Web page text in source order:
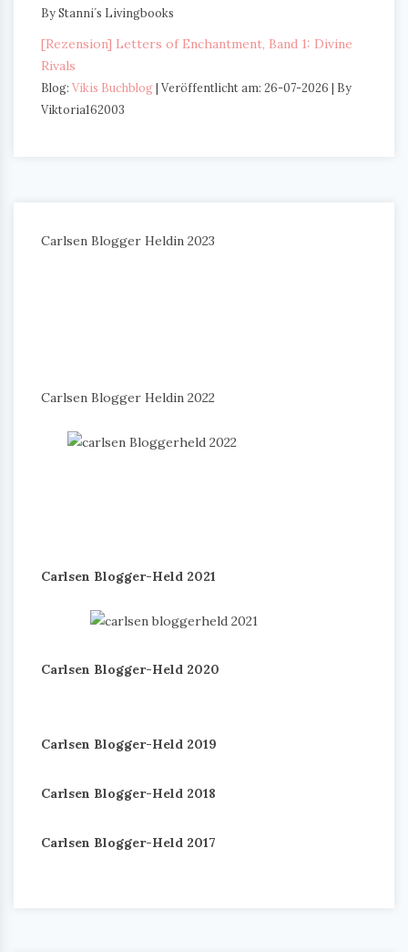
By Stanni´s Livingbooks
[Rezension] Letters of Enchantment, Band 1: Divine
Rivals
Blog: Vikis Buchblog Veröffentlicht am: 26-07-2026
By
Viktoria162003
Carlsen Blogger Heldin 2023
Carlsen Blogger Heldin 2022
Carlsen Blogger-Held 2021
Carlsen Blogger-Held 2020
Carlsen Blogger-Held 2019
Carlsen Blogger-Held 2018
Carlsen Blogger-Held 2017